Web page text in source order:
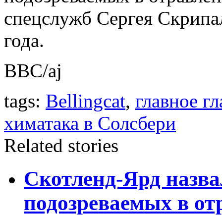
спецслужб Сергея
года.
BBC/aj
tags: Bellingcat, главное
химатака в Солсбери
Related stories
Скотленд-Ярд
подозреваемых в